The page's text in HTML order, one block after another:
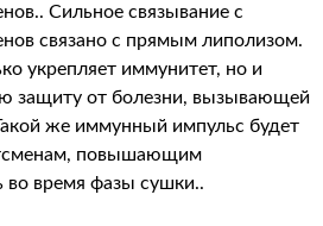
Сильное связывание с
связано с прямым липолизом.
укрепляет иммунитет, но и
защиту от болезни, вызывающей
же иммунный импульс будет
повышающим
во время фазы сушки..